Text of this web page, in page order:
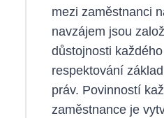
mezi zaměstnanci
navzájem jsou
důstojnosti
respektování
práv. Povinností
zaměstnance je